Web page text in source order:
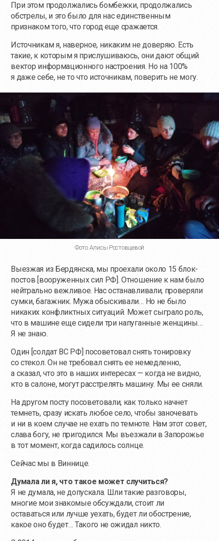
При этом продолжались бомбежки, продолжались
обстрелы, и это было для нас единственным
признаком того, что город еще сражается.
Источникам я, наверное, никаким не доверяю. Есть
такие, к которым я прислушиваюсь, они дают общий
вектор информационного настроения. Но на 100%
я даже себе, не то что источникам, поверить не могу.
Фото Алисы Ростовцевой
Выезжая из Бердянска, мы проехали около 15 блок-
постов [вооруженных сил РФ]. Отношение к нам было
нейтрально вежливое. Нас останавливали, проверяли
сумки, багажник. Мужа обыскивали… Но не было
никаких конфликтных ситуаций. Может сыграло роль,
что в машине еще сидели три напуганные женщины…
Я не знаю.
Один [солдат ВС РФ] посоветовал снять тонировку
со стекол. Он не требовал снять ее немедленно,
а сказал, что это в наших интересах — когда не видно,
кто в салоне, могут расстрелять машину. Мы ее сняли.
На другом посту посоветовали, как только начнет
темнеть, сразу искать любое село, чтобы заночевать
и ни в коем случае не ехать по темноте. Нам этот совет,
слава богу, не пригодился. Мы въезжали в Запорожье
в тот момент, когда садилось солнце.
Сейчас мы в Виннице.
Думала ли я, что такое может случиться?
Я не думала, не допускала. Шли такие разговоры,
многие мои знакомые обсуждали, стоит ли
оставаться или лучше уехать, будет ли обострение,
какое оно будет… Такого не ожидал никто.